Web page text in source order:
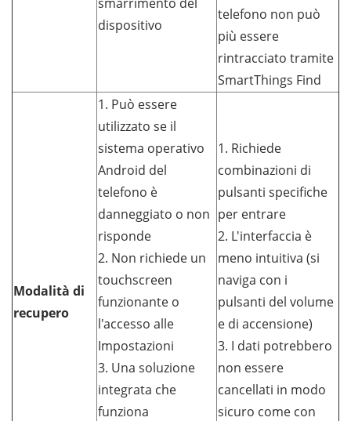
dispositivo
telefono non può
più essere
rintracciato tramite
SmartThings Find
Modalità di
recupero
1. Può essere
utilizzato se il
sistema operativo
Android del
telefono è
danneggiato o non
risponde
2. Non richiede un
touchscreen
funzionante o
l'accesso alle
Impostazioni
3. Una soluzione
integrata che
funziona
1. Richiede
combinazioni di
pulsanti specifiche
per entrare
2. L'interfaccia è
meno intuitiva (si
naviga con i
pulsanti del volume
e di accensione)
3. I dati potrebbero
non essere
cancellati in modo
sicuro come con